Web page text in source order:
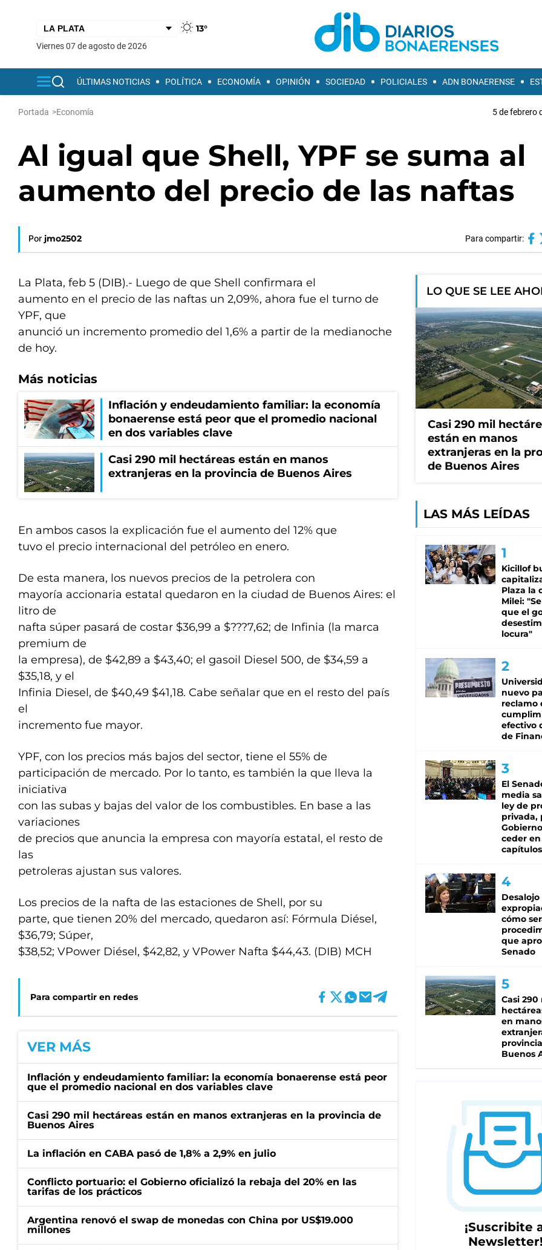
13°
viernes 07 de agosto de 2026
ÚLTIMAS NOTICIAS POLÍTICA ECONOMÍA OPINIÓN SOCIEDAD POLICIALES ADN BONAERENSE
Portada >Economía 5 de febrero
Al igual que Shell, YPF se suma al
aumento del precio de las naftas
Por jmo2502 Para compartir:
La Plata, feb 5 (DIB).- Luego de que Shell confirmara el
aumento en el precio de las naftas un 2,09%, ahora fue el turno de
YPF, que
anunció un incremento promedio del 1,6% a partir de la medianoche
de hoy.
Más noticias
Inflación y endeudamiento familiar: la economía
bonaerense está peor que el promedio nacional
en dos variables clave
Casi 290 mil hectáreas están en manos
extranjeras en la provincia de Buenos Aires
En ambos casos la explicación fue el aumento del 12% que
tuvo el precio internacional del petróleo en enero.
De esta manera, los nuevos precios de la petrolera con
mayoría accionaria estatal quedaron en la ciudad de Buenos Aires: el
litro de
nafta súper pasará de costar $36,99 a $???7,62; de Infinia (la marca
premium de
la empresa), de $42,89 a $43,40; el gasoil Diesel 500, de $34,59 a
$35,18, y el
Infinia Diesel, de $40,49 $41,18. Cabe señalar que en el resto del país
el
incremento fue mayor.
YPF, con los precios más bajos del sector, tiene el 55% de
participación de mercado. Por lo tanto, es también la que lleva la
iniciativa
con las subas y bajas del valor de los combustibles. En base a las
variaciones
de precios que anuncia la empresa con mayoría estatal, el resto de
las
petroleras ajustan sus valores.
Los precios de la nafta de las estaciones de Shell, por su
parte, que tienen 20% del mercado, quedaron así: Fórmula Diésel,
$36,79; Súper,
$38,52; VPower Diésel, $42,82, y VPower Nafta $44,43. (DIB) MCH
Para compartir en redes
VER MÁS
Inflación y endeudamiento familiar: la economía bonaerense está peor
que el promedio nacional en dos variables clave
Casi 290 mil hectáreas están en manos extranjeras en la provincia de
Buenos Aires
La inflación en CABA pasó de 1,8% a 2,9% en julio
Conflicto portuario: el Gobierno oficializó la rebaja del 20% en las
tarifas de los prácticos
Argentina renovó el swap de monedas con China por US$19.000
millones
LO QUE SE LEE
Casi 290 mil
están en manos
extranjeras en la
de Buenos Aires
LAS MÁS LEÍDAS
Kicillof
Plaza la
Milei:
que el
locura"
nuevo
reclamo
efectivo
de
El
media
ley de
privada,
ceder
capítulos
cómo
que
Senado
Casi 290
en
Buenos
¡Suscribite
Newsletter!